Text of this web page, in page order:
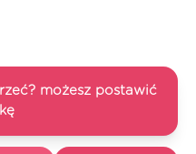
możesz postawić